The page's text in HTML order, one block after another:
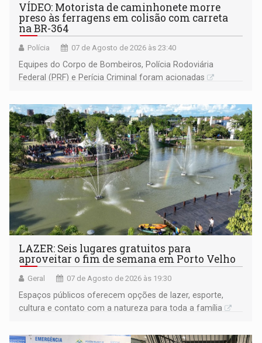
VÍDEO: Motorista de caminhonete morre
preso às ferragens em colisão com carreta
na BR-364
Polícia 07 de Agosto de 2026 às 23:40
Equipes do Corpo de Bombeiros, Polícia Rodoviária
Federal (PRF) e Perícia Criminal foram acionadas
LAZER: Seis lugares gratuitos para
aproveitar o fim de semana em Porto Velho
Geral 07 de Agosto de 2026 às 19:30
Espaços públicos oferecem opções de lazer, esporte,
cultura e contato com a natureza para toda a família